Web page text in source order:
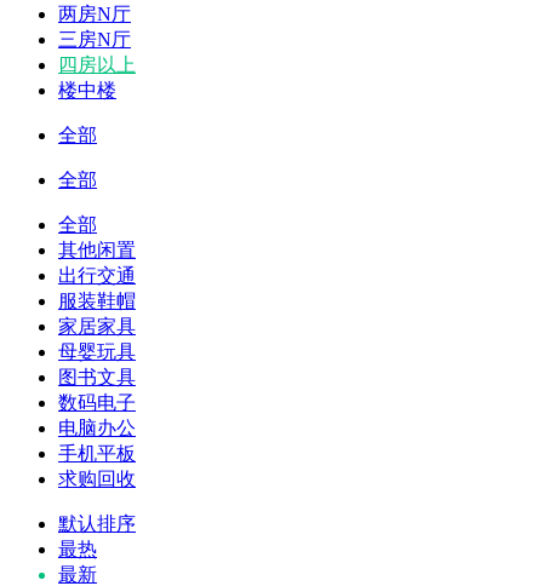
两房N厅
三房N厅
四房以上
楼中楼
全部
全部
全部
其他闲置
出行交通
服装鞋帽
家居家具
母婴玩具
图书文具
数码电子
电脑办公
手机平板
求购回收
默认排序
最热
最新